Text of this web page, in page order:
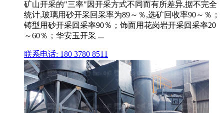
矿山开采的"三率"因开采方式不同而有所差异,据不完全
统计,玻璃用砂开采回采率为89～％,选矿回收率90～％；
铸型用砂开采回采率90％；饰面用花岗岩开采回采率20
～60％；华安玉开采 ...
联系电话: 180 3780 8511